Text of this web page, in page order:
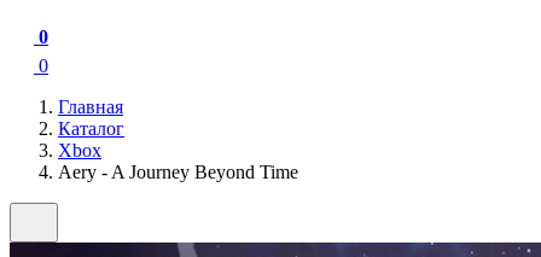
0
0
Главная
Каталог
Xbox
Aery - A Journey Beyond Time